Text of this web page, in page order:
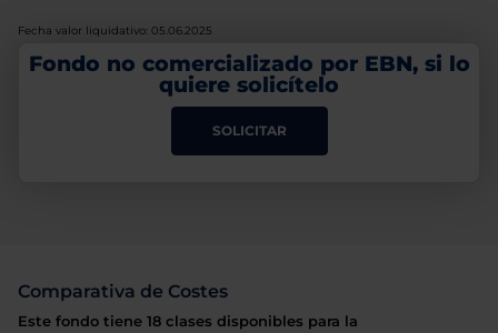
Fecha valor liquidativo: 05.06.2025
Fondo no comercializado por EBN, si lo
quiere solicítelo
SOLICITAR
Comparativa de Costes
Este fondo tiene 18 clases disponibles para la